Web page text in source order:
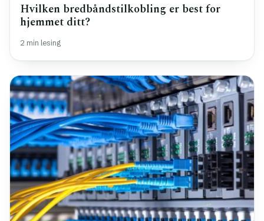
Hvilken bredbåndstilkobling er best for
hjemmet ditt?
2 min lesing